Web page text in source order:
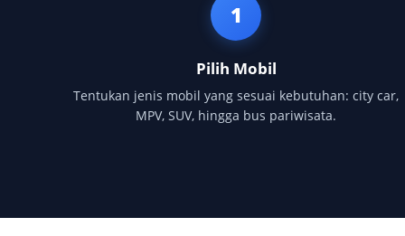
1
Pilih Mobil
Tentukan jenis mobil yang sesuai kebutuhan: city car,
MPV, SUV, hingga bus pariwisata.